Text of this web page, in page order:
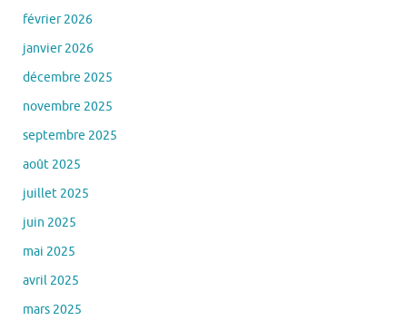
février 2026
janvier 2026
décembre 2025
novembre 2025
septembre 2025
août 2025
juillet 2025
juin 2025
mai 2025
avril 2025
mars 2025